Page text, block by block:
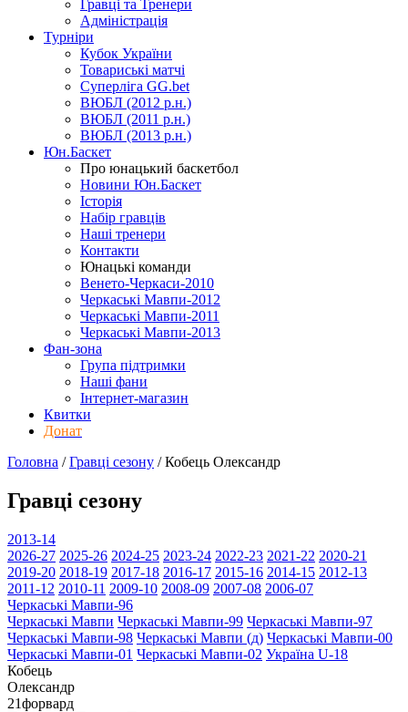
Гравці та Тренери
Адміністрація
Турніри
Кубок України
Товариські матчі
Суперліга GG.bet
ВЮБЛ (2012 р.н.)
ВЮБЛ (2011 р.н.)
ВЮБЛ (2013 р.н.)
Юн.Баскет
Про юнацький баскетбол
Новини Юн.Баскет
Історія
Набір гравців
Наші тренери
Контакти
Юнацькі команди
Венето-Черкаси-2010
Черкаські Мавпи-2012
Черкаські Мавпи-2011
Черкаські Мавпи-2013
Фан-зона
Група підтримки
Наші фани
Інтернет-магазин
Квитки
Донат
Головна /Гравці сезону /Кобець Олександр
Гравці сезону
2013-14
2026-27 2025-26 2024-25 2023-24 2022-23 2021-22 2020-21
2019-20 2018-19 2017-18 2016-17 2015-16 2014-15 2012-13
2011-12 2010-11 2009-10 2008-09 2007-08 2006-07
Черкаські Мавпи-96
Черкаські Мавпи Черкаські Мавпи-99 Черкаські Мавпи-97
Черкаські Мавпи-98 Черкаські Мавпи (д) Черкаські Мавпи-00
Черкаські Мавпи-01 Черкаські Мавпи-02 Україна U-18
Кобець
Олександр
21форвард